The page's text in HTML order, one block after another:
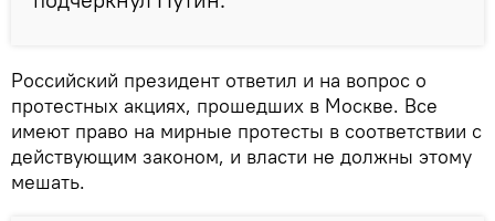
Российский президент ответил и на вопрос о
протестных акциях, прошедших в Москве. Все
имеют право на мирные протесты в соответствии с
действующим законом, и власти не должны этому
мешать.